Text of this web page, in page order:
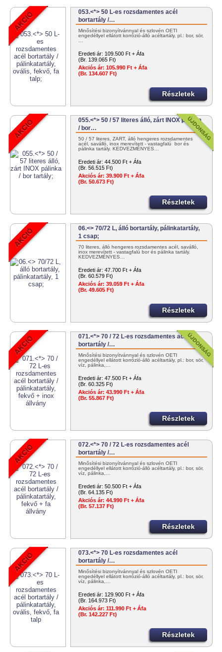
053.<*> 50 L-es rozsdamentes acél
bortartály /…
Minősítési bizonyítvánnyal és szlovén OÉTI
engedéllyel ellátott korrózió-álló acéltartály, pl.: bor, sör,
…
Eredeti ár: 109.500 Ft + Áfa
(Br. 139.065 Ft)
Akciós ár: 105.990 Ft + Áfa
(Br. 134.607 Ft)
Részletek
055.<*> 50 / 57 literes álló, zárt INOX pálinka
/ bor…
50 / 57 literes, ZÁRT, álló hengeres rozsdamentes
acél, saválló, inox merevített - vastagfalú bor és
pálinka tartály. KEDVEZMÉNYES…
Eredeti ár: 44.500 Ft + Áfa
(Br. 56.515 Ft)
Akciós ár: 39.900 Ft + Áfa
(Br. 50.673 Ft)
Részletek
06.<> 70/72 L, álló bortartály, pálinkatartály,
1 csap;
70 literes, álló hengeres rozsdamentes acél, saválló,
inox merevített - vastagfalú bor és pálinka tartály.
KEDVEZMÉNYES…
Eredeti ár: 47.700 Ft + Áfa
(Br. 60.579 Ft)
Akciós ár: 39.059 Ft + Áfa
(Br. 49.605 Ft)
Részletek
071.<*> 70 / 72 L-es rozsdamentes acél
bortartály /…
Minősítési bizonyítvánnyal és szlovén OÉTI
engedéllyel ellátott korrózió-álló acéltartály, pl.: bor, sör,
víz, pálinka,…
Eredeti ár: 47.500 Ft + Áfa
(Br. 60.325 Ft)
Akciós ár: 43.990 Ft + Áfa
(Br. 55.867 Ft)
Részletek
072.<*> 70 / 72 L-es rozsdamentes acél
bortartály /…
Minősítési bizonyítvánnyal és szlovén OÉTI
engedéllyel ellátott korrózió-álló acéltartály, pl.: bor, sör,
víz, pálinka,…
Eredeti ár: 50.500 Ft + Áfa
(Br. 64.135 Ft)
Akciós ár: 44.990 Ft + Áfa
(Br. 57.137 Ft)
Részletek
073.<*> 70 L-es rozsdamentes acél
bortartály /…
Minősítési bizonyítvánnyal és szlovén OÉTI
engedéllyel ellátott korrózió-álló acéltartály, pl.: bor, sör,
víz, pálinka,…
Eredeti ár: 129.900 Ft + Áfa
(Br. 164.973 Ft)
Akciós ár: 111.990 Ft + Áfa
(Br. 142.227 Ft)
Részletek